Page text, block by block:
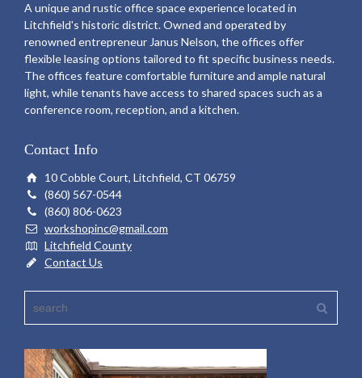
A unique and rustic office space experience located in
Litchfield's historic district. Owned and operated by
renowned entrepreneur Janus Nelson, the offices offer
flexible leasing options tailored to fit specific business needs.
The offices feature comfortable furniture and ample natural
light, while tenants have access to shared spaces such as a
conference room, reception, and a kitchen.
Contact Info
10 Cobble Court, Litchfield, CT 06759
(860) 567-0544
(860) 806-0623
workshopinc@gmail.com
Litchfield County
Contact Us